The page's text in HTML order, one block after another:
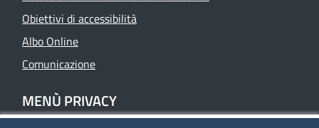
Obiettivi di accessibilità
Albo Online
Comunicazione
MENÙ PRIVACY